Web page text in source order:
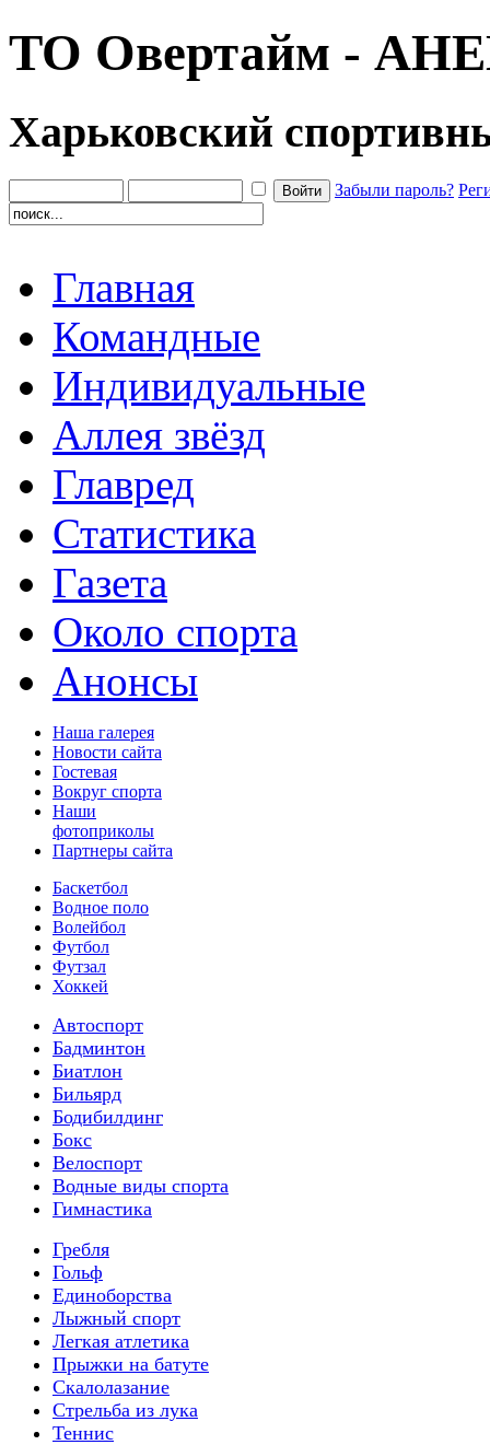
ТО Овертайм -
Харьковский
Забыли пароль?
Главная
Командные
Индивидуальные
Аллея звёзд
Главред
Статистика
Газета
Около спорта
Анонсы
Наша галерея
Новости сайта
Гостевая
Вокруг спорта
Наши
фотоприколы
Партнеры сайта
Баскетбол
Водное поло
Волейбол
Футбол
Футзал
Хоккей
Автоспорт
Бадминтон
Биатлон
Бильярд
Бодибилдинг
Бокс
Велоспорт
Водные виды спорта
Гимнастика
Гребля
Гольф
Единоборства
Лыжный спорт
Легкая атлетика
Прыжки на батуте
Скалолазание
Стрельба из лука
Теннис